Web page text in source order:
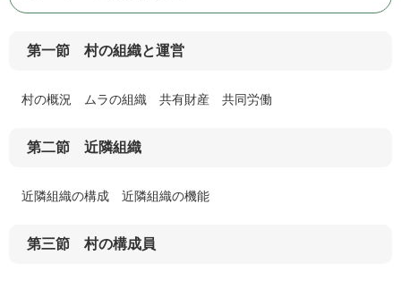
第一節 村の組織と運営
村の概況 ムラの組織 共有財産 共同労働
第二節 近隣組織
近隣組織の構成 近隣組織の機能
第三節 村の構成員